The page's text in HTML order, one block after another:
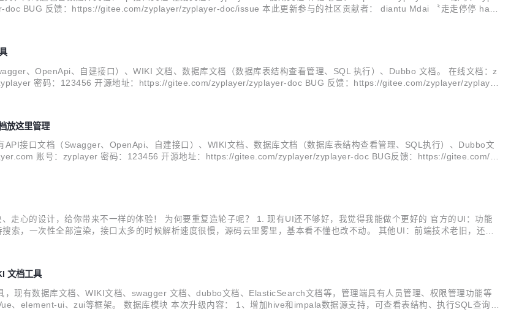
BUG 反馈：https://gitee.com/zyplayer/zyplayer-doc/issue 本此更新参与的社区贡献者： diantu Mdai 〝走走停停 hand
、OpenApi、自建接口）、WIKI 文档、数据库文档（数据库表结构查看管理、SQL 执行）、Dubbo 文档。 在线文档：z
密码：123456 开源地址：https://gitee.com/zyplayer/zyplayer-doc BUG 反馈：https://gitee.com/zyplayer/zyplayer
放这里管理
接口文档（Swagger、OpenApi、自建接口）、WIKI文档、数据库文档（数据库表结构查看管理、SQL执行）、Dubbo文
账号：zyplayer 密码：123456 开源地址：https://gitee.com/zyplayer/zyplayer-doc BUG反馈：https://gitee.com/zy
走心的设计，给你带来不一样的体验！ 为何要重复造轮子呢？ 1. 现有UI还不够好，我觉得我能做个更好的 官方的UI：功能
索，一次性全部渲染，接口太多的时候解析速度很慢，源码云里雾里，基本看不懂也改不动。 其他UI：前端技术老旧，还有
文档工具
现有数据库文档、WIKI文档、swagger 文档、dubbo文档、ElasticSearch文档等，管理端具有人员管理、权限管理功能等
、element-ui、zui等框架。 数据库模块 本次升级内容： 1、增加hive和impala数据源支持，可查看表结构、执行SQL查询数